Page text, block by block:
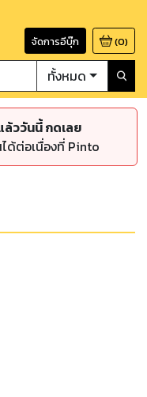
จัดการอีบุ๊ก (0)
ทั้งหมด
ล้ววันนี้ กดเลย
ด้ต่อเนื่องที่ Pinto